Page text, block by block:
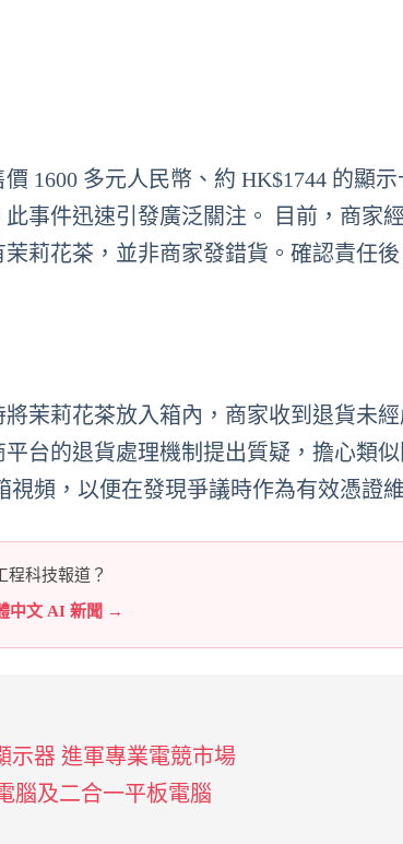
1600 多元人民幣、約 HK$1744 的顯示
事件迅速引發廣泛關注。 目前，商家
莉花茶，並非商家發錯貨。確認責任
茉莉花茶放入箱內，商家收到退貨未
台的退貨處理機制提出質疑，擔心類
頻，以便在發現爭議時作為有效憑證維
程科技報道？
中文 AI 新聞 →
示器 進軍專業電競市場
腦及二合一平板電腦